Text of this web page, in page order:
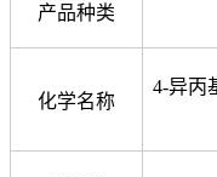
产品种类
化学名称
4-异丙